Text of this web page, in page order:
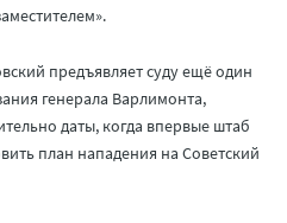
предъявляет суду ещё один
генерала Варлимонта,
даты, когда впервые штаб
план нападения на Советский